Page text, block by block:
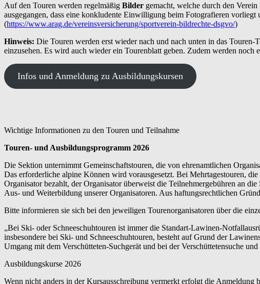
Auf den Touren werden regelmäßig Bilder gemacht, welche durch den
ausgegangen, dass eine konkludente Einwilligung beim Fotografieren vorliegt
(https://www.arag.de/vereinsversicherung/sportverein-bildrechte-dsgvo/)
Hinweis: Die Touren werden erst wieder nach und nach unten in das
einzusehen. Es wird auch wieder ein Tourenblatt geben. Zudem werden noch
Infos und Anmeldung zu Ausbildungskursen
Wichtige Informationen zu den Touren und Teilnahme
Touren- und Ausbildungsprogramm 2026
Die Sektion unternimmt Gemeinschaftstouren, die von ehrenamtlichen
Das erforderliche alpine Können wird vorausgesetzt. Bei Mehrtagestouren,
Organisator bezahlt, der Organisator überweist die Teilnehmergebühren an
Aus- und Weiterbildung unserer Organisatoren. Aus haftungsrechtlichen
Bitte informieren sie sich bei den jeweiligen Tourenorganisatoren über die
„Bei Ski- oder Schneeschuhtouren ist immer die Standart-Lawinen-
insbesondere bei Ski- und Schneeschuhtouren, besteht auf Grund der
Umgang mit dem Verschütteten-Suchgerät und bei der Verschüttetensuche
Ausbildungskurse 2026
Wenn nicht anders in der Kursausschreibung vermerkt erfolgt die Anmeldung